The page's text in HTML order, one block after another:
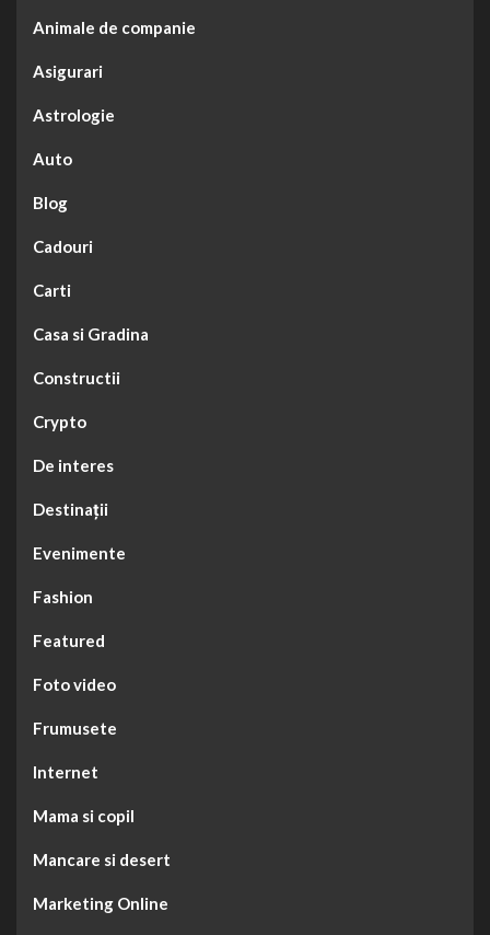
Animale de companie
Asigurari
Astrologie
Auto
Blog
Cadouri
Carti
Casa si Gradina
Constructii
Crypto
De interes
Destinații
Evenimente
Fashion
Featured
Foto video
Frumusete
Internet
Mama si copil
Mancare si desert
Marketing Online